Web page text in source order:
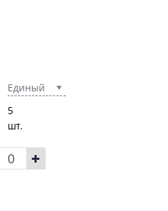
Единый
5
шт.